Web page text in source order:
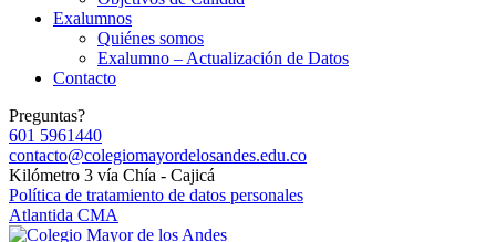
Exalumnos
Quiénes somos
Exalumno – Actualización de Datos
Contacto
Preguntas?
601 5961440
contacto@colegiomayordelosandes.edu.co
Kilómetro 3 vía Chía - Cajicá
Política de tratamiento de datos personales
Atlantida CMA